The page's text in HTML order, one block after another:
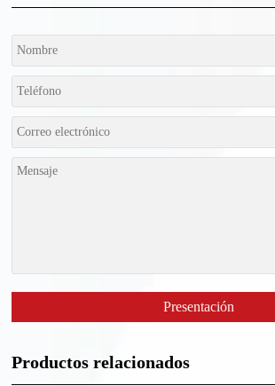
Presentación
Productos relacionados